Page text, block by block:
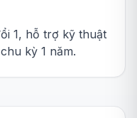
1, hỗ trợ kỹ thuật
kỳ 1 năm.